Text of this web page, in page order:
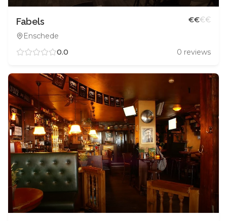
Fabels
Enschede
€€€€
0.0 0 reviews